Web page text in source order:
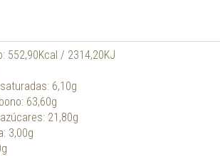
552,90Kcal / 2314,20KJ
6,10g
63,60g
21,80g
3,00g